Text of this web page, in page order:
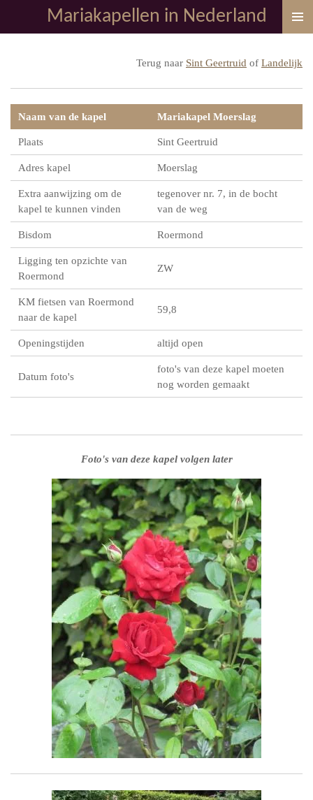
direct
Mariakapellen in Nederland
Terug naar Sint Geertruid of Landelijk
Naam van de kapel Mariakapel Moerslag
Plaats Sint Geertruid
Adres kapel Moerslag
Extra aanwijzing om de
kapel te kunnen vinden
tegenover nr. 7, in de bocht
van de weg
Bisdom Roermond
Ligging ten opzichte van
Roermond
ZW
KM fietsen van Roermond
naar de kapel
59,8
Openingstijden altijd open
Datum foto's
foto's van deze kapel moeten
nog worden gemaakt
Foto's van deze kapel volgen later